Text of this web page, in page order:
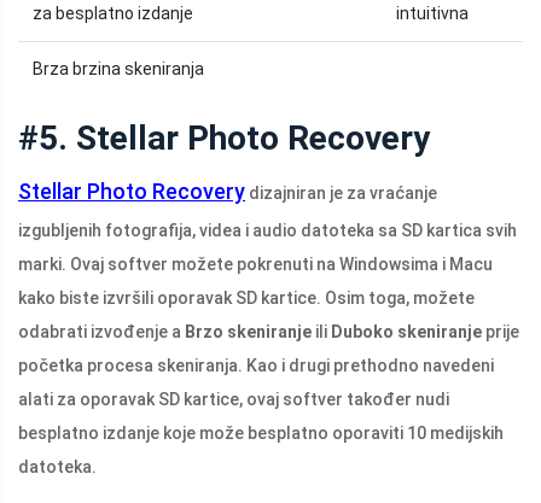
za besplatno izdanje
intuitivna
Brza brzina skeniranja
#5. Stellar Photo Recovery
Stellar Photo Recovery dizajniran je za vraćanje
izgubljenih fotografija, videa i audio datoteka sa SD kartica svih
marki. Ovaj softver možete pokrenuti na Windowsima i Macu
kako biste izvršili oporavak SD kartice. Osim toga, možete
odabrati izvođenje a Brzo skeniranje ili Duboko skeniranje prije
početka procesa skeniranja. Kao i drugi prethodno navedeni
alati za oporavak SD kartice, ovaj softver također nudi
besplatno izdanje koje može besplatno oporaviti 10 medijskih
datoteka.